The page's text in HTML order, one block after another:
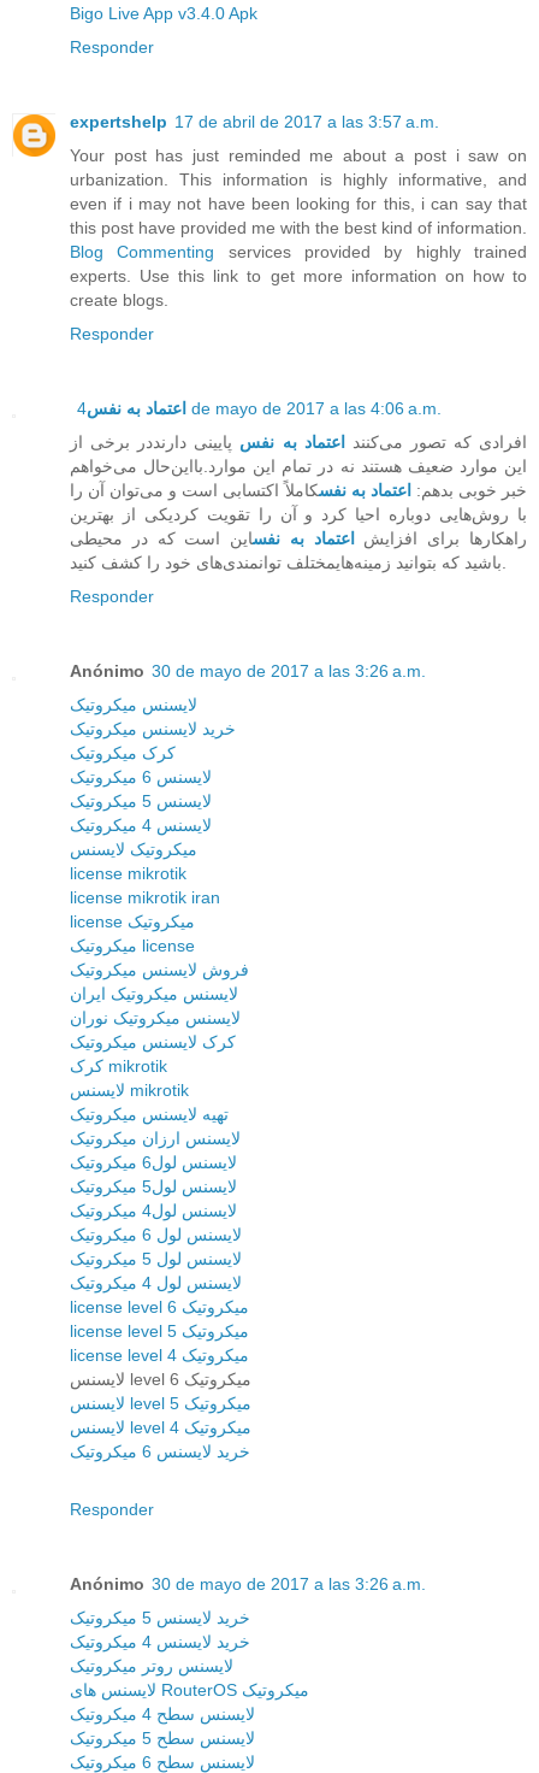
Bigo Live App v3.4.0 Apk
Responder
expertshelp 17 de abril de 2017 a las 3:57 a.m.
Your post has just reminded me about a post i saw on
urbanization. This information is highly informative, and
even if i may not have been looking for this, i can say that
this post have provided me with the best kind of information.
Blog Commenting services provided by highly trained
experts. Use this link to get more information on how to
create blogs.
Responder
اعتماد به نفس 4 de mayo de 2017 a las 4:06 a.m.
افرادی که تصور می‌کنند
اعتماد به نفس پایینی دارنددر برخی از
این موارد ضعیف هستند نه در تمام این موارد.بااین‌حال می‌خواهم
خبر خوبی بدهم: اعتماد به نفسکاملاً اکتسابی است و می‌توان آن را
با روش‌هایی دوباره احیا کرد و آن را تقویت کردیکی از بهترین
راهکارها برای افزایش
اعتماد به نفساین است که در محیطی
Responder
Anónimo 30 de mayo de 2017 a las 3:26 a.m.
لایسنس میکروتیک
خرید لایسنس میکروتیک
کرک میکروتیک
لایسنس 6 میکروتیک
لایسنس 5 میکروتیک
لایسنس 4 میکروتیک
میکروتیک لایسنس
license mikrotik
license mikrotik iran
license میکروتیک
میکروتیک license
فروش لایسنس میکروتیک
لایسنس میکروتیک ایران
لایسنس میکروتیک نوران
کرک لایسنس میکروتیک
کرک mikrotik
لایسنس mikrotik
تهیه لایسنس میکروتیک
لایسنس ارزان میکروتیک
لایسنس لول6 میکروتیک
لایسنس لول5 میکروتیک
لایسنس لول4 میکروتیک
لایسنس لول 6 میکروتیک
لایسنس لول 5 میکروتیک
لایسنس لول 4 میکروتیک
license level 6 میکروتیک
license level 5 میکروتیک
license level 4 میکروتیک
لایسنس level 6 میکروتیک
لایسنس level 5 میکروتیک
لایسنس level 4 میکروتیک
خرید لایسنس 6 میکروتیک
Responder
Anónimo 30 de mayo de 2017 a las 3:26 a.m.
خرید لایسنس 5 میکروتیک
خرید لایسنس 4 میکروتیک
لایسنس روتر میکروتیک
لایسنس های RouterOS میکروتیک
لایسنس سطح 4 میکروتیک
لایسنس سطح 5 میکروتیک
لایسنس سطح 6 میکروتیک